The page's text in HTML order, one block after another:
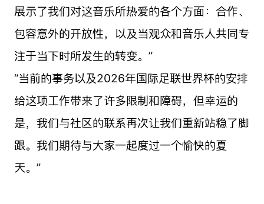
展示了我们对这音乐所热爱的各个方面：合作、
包容意外的开放性，以及当观众和音乐人共同专
注于当下时所发生的转变。”
“当前的事务以及2026年国际足联世界杯的安排
给这项工作带来了许多限制和障碍，但幸运的
是，我们与社区的联系再次让我们重新站稳了脚
跟。我们期待与大家一起度过一个愉快的夏
天。”